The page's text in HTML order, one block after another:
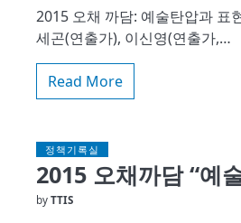
2015 오채 까담: 예술탄압과 표
세곤(연출가), 이신영(연출가,…
Read More
정책기록실
2015 오채까담 “예
by TTIS